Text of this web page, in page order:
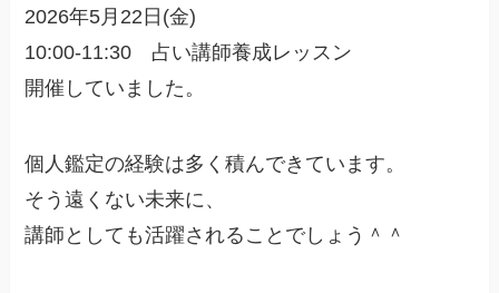
2026年5月22日(金)
10:00-11:30 占い講師養成レッスン
開催していました。
個人鑑定の経験は多く積んできています。
そう遠くない未来に、
講師としても活躍されることでしょう＾＾